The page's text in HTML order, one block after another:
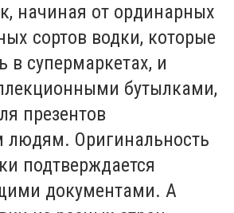
начиная от ординарных
сортов водки, которые
в супермаркетах, и
бутылками,
презентов
людям. Оригинальность
подтверждается
документами. А